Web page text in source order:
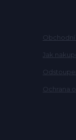
Jak
Ochrana